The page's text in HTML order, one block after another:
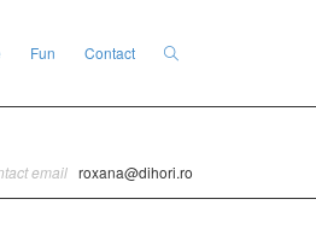
Fun Contact
email roxana@dihori.ro